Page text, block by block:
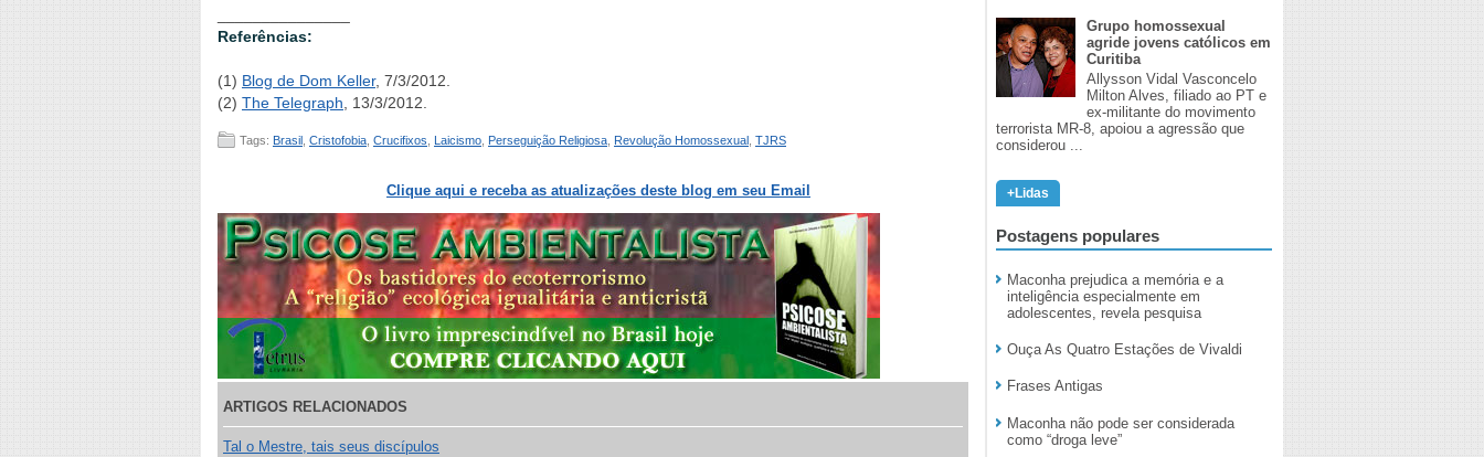
Referências:
(1) Blog de Dom Keller, 7/3/2012.
(2) The Telegraph, 13/3/2012.
Tags: Brasil Cristofobia Crucifixos Laicismo Perseguição Religiosa Revolução Homossexual TJRS
Clique aqui e receba as atualizações deste blog em seu Email
ARTIGOS RELACIONADOS
Tal o Mestre, tais seus discípulos
Grupo homossexual
agride jovens católicos em
Curitiba
Allysson Vidal Vasconcelo
Milton Alves, filiado ao PT e
ex-militante do movimento
terrorista MR-8, apoiou a agressão que
considerou ...
+Lidas
Postagens populares
Maconha prejudica a memória e a
inteligência especialmente em
adolescentes, revela pesquisa
Ouça As Quatro Estações de Vivaldi
Frases Antigas
Maconha não pode ser considerada
como “droga leve”